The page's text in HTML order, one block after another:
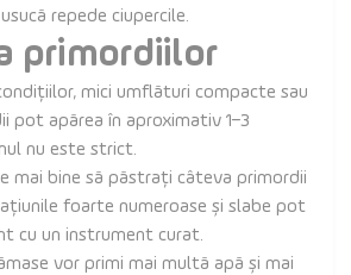
repede ciupercile.
primordiilor
mici umflături compacte sau
pot apărea în aproximativ 1–3
nu este strict.
mai bine să păstrați câteva primordii
foarte numeroase și slabe pot
cu un instrument curat.
vor primi mai multă apă și mai